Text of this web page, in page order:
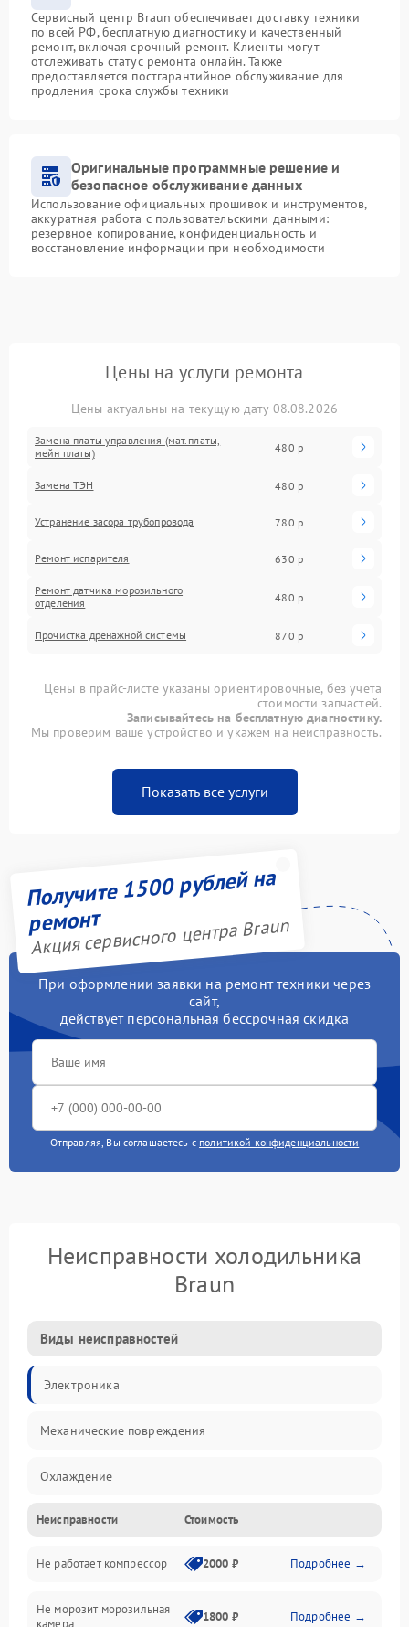
Сервисный центр Braun обеспечивает доставку техники
по всей РФ, бесплатную диагностику и качественный
ремонт, включая срочный ремонт. Клиенты могут
отслеживать статус ремонта онлайн. Также
предоставляется постгарантийное обслуживание для
продления срока службы техники
Оригинальные программные решение и
безопасное обслуживание данных
Использование официальных прошивок и инструментов,
аккуратная работа с пользовательскими данными:
резервное копирование, конфиденциальность и
восстановление информации при необходимости
Цены на услуги ремонта
Цены актуальны на текущую дату 08.08.2026
Замена платы управления (мат.платы,
мейн платы)
480 р
Замена ТЭН 480 р
Устранение засора трубопровода 780 р
Ремонт испарителя 630 р
Ремонт датчика морозильного
отделения
480 р
Прочистка дренажной системы 870 р
Цены в прайс-листе указаны ориентировочные, без учета
стоимости запчастей.
Записывайтесь на бесплатную диагностику.
Мы проверим ваше устройство и укажем на неисправность.
Показать все услуги
Получите 1500 рублей на
ремонт
Акция сервисного центра Braun
При оформлении заявки на ремонт техники через
сайт,
действует персональная бессрочная скидка
Отправляя, Вы соглашаетесь с политикой конфиденциальности
Неисправности холодильника
Braun
Виды неисправностей
Электроника
Механические повреждения
Охлаждение
Механика
Электропитание
Дренаж
Неисправности Стоимость
Не работает компрессор 2000 ₽ Подробнее →
Не морозит морозильная
камера
1800 ₽ Подробнее →